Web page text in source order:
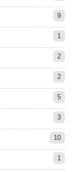
9
1
2
2
5
3
10
1